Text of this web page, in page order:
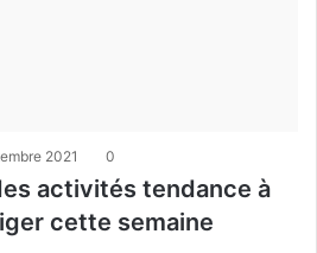
2021 0
activités tendance à
cette semaine